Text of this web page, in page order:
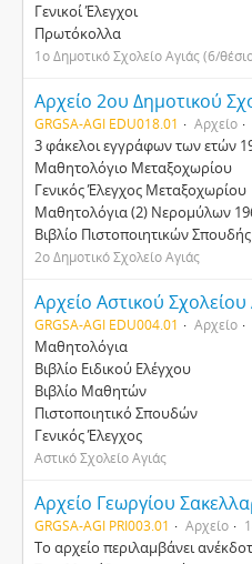
Γενικοί Έλεγχοι
Πρωτόκολλα
1ο Δημοτικό Σχολείο Αγιάς (6/
Αρχείο 2ου Δημοτικού
GRGSA-AGI EDU018.01 Αρχείο
3 φάκελοι εγγράφων των ετών
Μαθητολόγιο Μεταξοχωρίου
Γενικός Έλεγχος Μεταξοχωρίου
Μαθητολόγια (2) Νερομύλων
Βιβλίο Πιστοποιητικών
2o Δημοτικό Σχολείο Αγιάς
Αρχείο Αστικού Σχολείου
GRGSA-AGI EDU004.01 Αρχείο
Μαθητολόγια
Βιβλίο Ειδικού Ελέγχου
Βιβλίο Μαθητών
Πιστοποιητικό Σπουδών
Γενικός Έλεγχος
Αστικό Σχολείο Αγιάς
Αρχείο Γεωργίου
GRGSA-AGI PRI003.01 Αρχείο
Το αρχείο περιλαμβάνει